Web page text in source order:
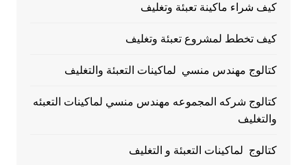
كيف شراء ماكينة تعبئة وتغليف
كيف تخطط لمشروع تعبئة وتغليف
كتالوج مهندس منسي لماكينات التعبئة والتغليف
كتالوج شركه المجموعه مهندس منسي لماكينات التعبئه
والتغليف
كتالوج لماكينات التعبئة و التغليف